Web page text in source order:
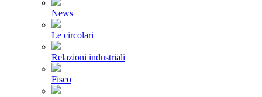
News
Le circolari
Relazioni industriali
Fisco